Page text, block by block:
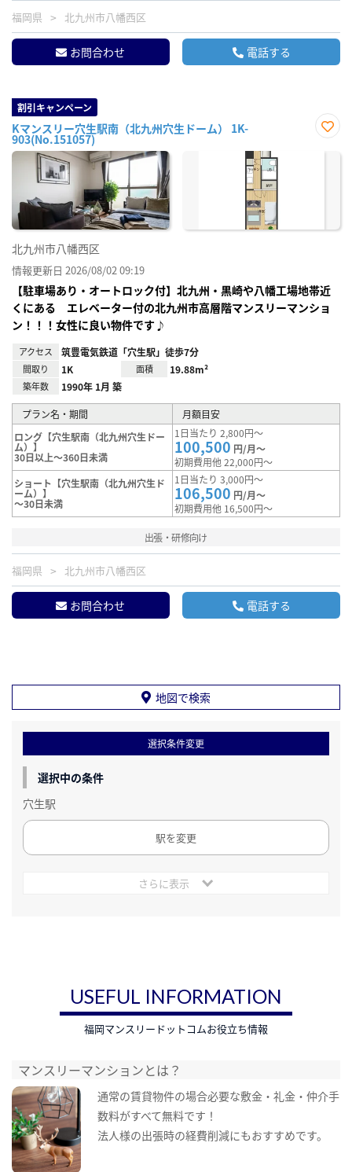
福岡県 北九州市八幡西区
お問合わせ 電話する
割引キャンペーン
Kマンスリー穴生駅南（北九州穴生ドーム） 1K-
903(No.151057)
に入
北九州市八幡西区
情報更新日 2026/08/02 09:19
【駐車場あり・オートロック付】北九州・黒崎や八幡工場地帯近
くにある エレベーター付の北九州市高層階マンスリーマンショ
ン！！！女性に良い物件です♪
アクセス 筑豊電気鉄道「穴生駅」徒歩7分
間取り 1K 面積 19.88m²
築年数 1990年 1月 築
プラン名・期間
月額目安
ロング【穴生駅南（北九州穴生ドー
ム）】
30日以上～360日未満
1日当たり 2,800円～
100,500 円/月～
初期費用他 22,000円～
ショート【穴生駅南（北九州穴生ド
ーム）】
～30日未満
1日当たり 3,000円～
106,500 円/月～
初期費用他 16,500円～
出張・研修向け
福岡県 北九州市八幡西区
お問合わせ 電話する
地図で検索
選択条件変更
選択中の条件
穴生駅
駅を変更
さらに表示
USEFUL INFORMATION
福岡マンスリードットコムお役立ち情報
マンスリーマンションとは？
通常の賃貸物件の場合必要な敷金・礼金・仲介手
数料がすべて無料です！
法人様の出張時の経費削減にもおすすめです。